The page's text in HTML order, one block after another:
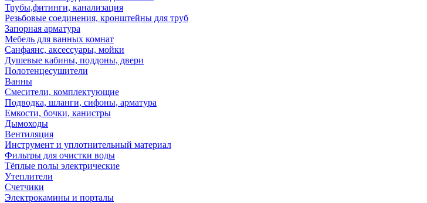
Трубы,фитинги, канализация
Резьбовые соединения, кронштейны для труб
Запорная арматура
Мебель для ванных комнат
Санфаянс, аксессуары, мойки
Душевые кабины, поддоны, двери
Полотенцесушители
Ванны
Смесители, комплектующие
Подводка, шланги, сифоны, арматура
Емкости, бочки, канистры
Дымоходы
Вентиляция
Инструмент и уплотнительный материал
Фильтры для очистки воды
Тёплые полы электрические
Утеплители
Счетчики
Электрокамины и порталы